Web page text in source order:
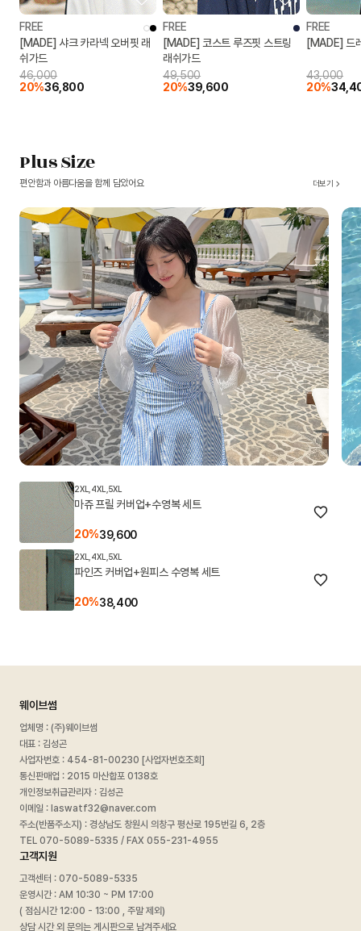
FREE
[MADE] 샤크 카라넥 오버핏 래
쉬가드
46,000
20%36,800
FREE
[MADE] 코스트 루즈핏 스트링
래쉬가드
49,500
20%39,600
FREE
[MADE] 드
43,000
20%
Plus Size
편안함과 아름다움을 함께 담았어요 더보기
2XL,4XL,5XL
마쥬 프릴 커버업+수영복 세트
20%39,600
2XL,4XL,5XL
파인즈 커버업+원피스 수영복 세트
20%38,400
웨이브썸
업체명 : (주)웨이브썸
대표 : 김성곤
사업자번호 : 454-81-00230 [사업자번호조회]
통신판매업 : 2015 마산합포 0138호
개인정보취급관리자 : 김성곤
이메일 : laswatf32@naver.com
주소(반품주소지) : 경상남도 창원시 의창구 평산로 195번길 6, 2층
TEL 070-5089-5335 / FAX 055-231-4955
고객지원
고객센터 : 070-5089-5335
운영시간 : AM 10:30 ~ PM 17:00
( 점심시간 12:00 - 13:00 , 주말 제외)
상담 시간 외 문의는 게시판으로 남겨주세요